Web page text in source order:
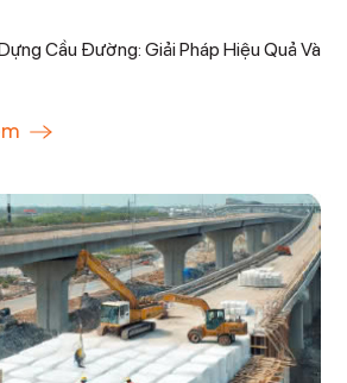
Cầu Đường: Giải Pháp Hiệu Quả Và